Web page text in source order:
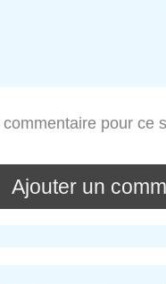
commentaire pour ce
Ajouter un